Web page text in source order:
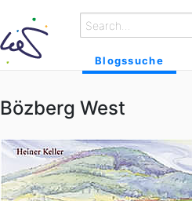
Blogssuche
Bözberg West